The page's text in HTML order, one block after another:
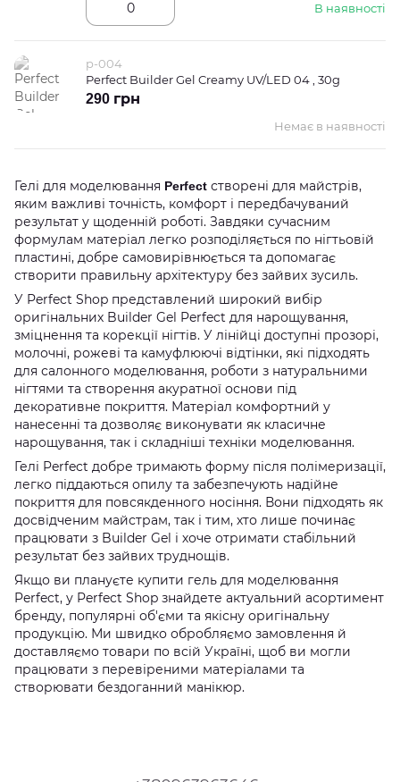
В наявності
p-004
Perfect Builder Gel Creamy UV/LED 04 , 30g
Немає в наявності
290 грн
Гелі для моделювання Perfect створені для майстрів,
яким важливі точність, комфорт і передбачуваний
результат у щоденній роботі. Завдяки сучасним
формулам матеріал легко розподіляється по нігтьовій
пластині, добре самовирівнюється та допомагає
створити правильну архітектуру без зайвих зусиль.
У Perfect Shop представлений широкий вибір
оригінальних Builder Gel Perfect для нарощування,
зміцнення та корекції нігтів. У лінійці доступні прозорі,
молочні, рожеві та камуфлюючі відтінки, які підходять
для салонного моделювання, роботи з натуральними
нігтями та створення акуратної основи під
декоративне покриття. Матеріал комфортний у
нанесенні та дозволяє виконувати як класичне
нарощування, так і складніші техніки моделювання.
Гелі Perfect добре тримають форму після полімеризації,
легко піддаються опилу та забезпечують надійне
покриття для повсякденного носіння. Вони підходять як
досвідченим майстрам, так і тим, хто лише починає
працювати з Builder Gel і хоче отримати стабільний
результат без зайвих труднощів.
Якщо ви плануєте купити гель для моделювання
Perfect, у Perfect Shop знайдете актуальний асортимент
бренду, популярні об'єми та якісну оригінальну
продукцію. Ми швидко обробляємо замовлення й
доставляємо товари по всій Україні, щоб ви могли
працювати з перевіреними матеріалами та
створювати бездоганний манікюр.